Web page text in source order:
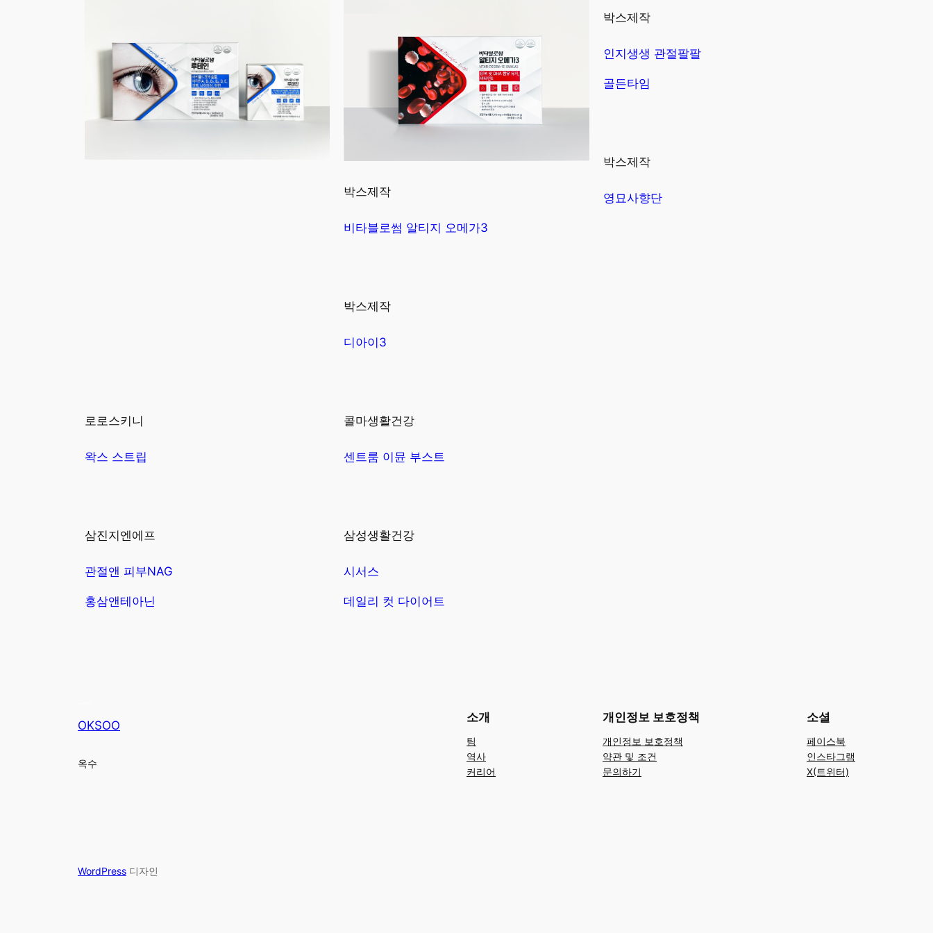
박스제작
비타블로썸 알티지 오메가3
박스제작
디아이3
박스제작
인지생생 관절팔팔
골든타임
박스제작
영묘사향단
로로스키니
왁스 스트립
삼진지엔에프
관절앤 피부NAG
홍삼앤테아닌
콜마생활건강
센트룸 이뮨 부스트
삼성생활건강
시서스
데일리 컷 다이어트
OKSOO
옥수
소개
팀
역사
커리어
개인정보 보호정책
개인정보 보호정책
약관 및 조건
문의하기
소셜
페이스북
인스타그램
X(트위터)
WordPress 디자인